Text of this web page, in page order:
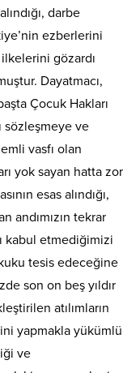
darbe
ezberlerini
gözardı
Dayatmacı,
Çocuk Hakları
sözleşmeye ve
vasfı olan
yok sayan hatta zor
esas alındığı,
andımızın tekrar
kabul etmediğimizi
tesis edeceğine
son on beş yıldır
atılımların
yapmakla yükümlü
ve